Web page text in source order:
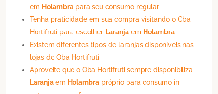
em Holambra para seu consumo regular
Tenha praticidade em sua compra visitando o Oba
Hortifruti para escolher Laranja em Holambra
Existem diferentes tipos de laranjas disponíveis nas
lojas do Oba Hortifruti
Aproveite que o Oba Hortifruti sempre disponibiliza
Laranja em Holambra próprio para consumo in